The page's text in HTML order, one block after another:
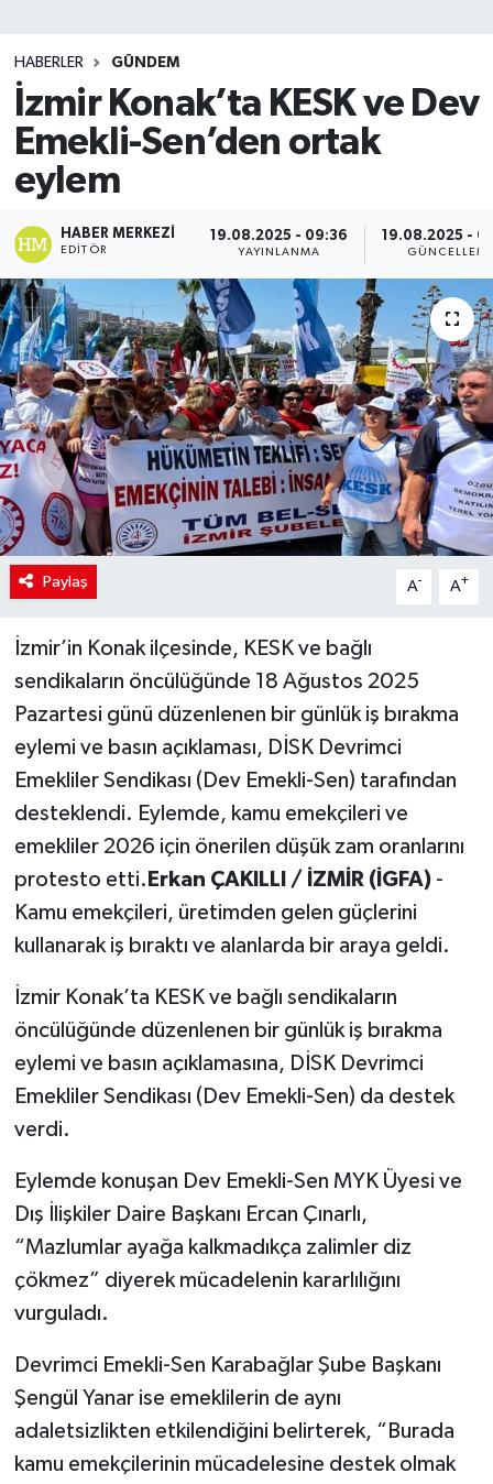
HABERLER GÜNDEM
İzmir Konak’ta KESK ve Dev
Emekli-Sen’den ortak
eylem
HABER MERKEZI
EDITÖR
19.08.2025 - 09:36
YAYINLANMA
19.08.2025 -
Paylaş A- A+
İzmir’in Konak ilçesinde, KESK ve bağlı
sendikaların öncülüğünde 18 Ağustos 2025
Pazartesi günü düzenlenen bir günlük iş bırakma
eylemi ve basın açıklaması, DİSK Devrimci
Emekliler Sendikası (Dev Emekli-Sen) tarafından
desteklendi. Eylemde, kamu emekçileri ve
emekliler 2026 için önerilen düşük zam oranlarını
protesto etti. Erkan ÇAKILLI / İZMİR (İGFA) -
Kamu emekçileri, üretimden gelen güçlerini
kullanarak iş bıraktı ve alanlarda bir araya geldi.
İzmir Konak’ta KESK ve bağlı sendikaların
öncülüğünde düzenlenen bir günlük iş bırakma
eylemi ve basın açıklamasına, DİSK Devrimci
Emekliler Sendikası (Dev Emekli-Sen) da destek
verdi.
Eylemde konuşan Dev Emekli-Sen MYK Üyesi ve
Dış İlişkiler Daire Başkanı Ercan Çınarlı,
“Mazlumlar ayağa kalkmadıkça zalimler diz
çökmez” diyerek mücadelenin kararlılığını
vurguladı.
Devrimci Emekli-Sen Karabağlar Şube Başkanı
Şengül Yanar ise emeklilerin de aynı
adaletsizlikten etkilendiğini belirterek, “Burada
kamu emekçilerinin mücadelesine destek olmak
Teknoloji
TRABZON